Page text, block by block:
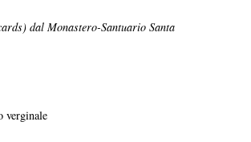
dal Monastero-Santuario Santa
verginale